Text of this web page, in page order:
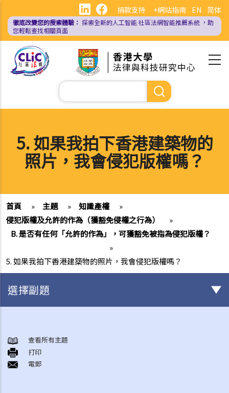
內
EN 简体
捐款支持 +網站指南
徹底改變您的搜索體驗： 探索全新的人工智能社區法網智能推薦系統 ，助
您輕鬆查找相關頁面
Search
5. 如果我拍下香港建築物的
照片，我會侵犯版權嗎？
首頁 » 主題 » 知識產權
»
侵犯版權及允許的作為（獲豁免侵權之行為）
»
B. 是否有任何「允許的作為」，可獲豁免被指為侵犯版權？
»
5. 如果我拍下香港建築物的照片，我會侵犯版權嗎？
選擇副題
一般事項
1. 我怎樣可以取得版權？
2. 版權的有效期可持續多久？
查看所有主題
打印
電郵